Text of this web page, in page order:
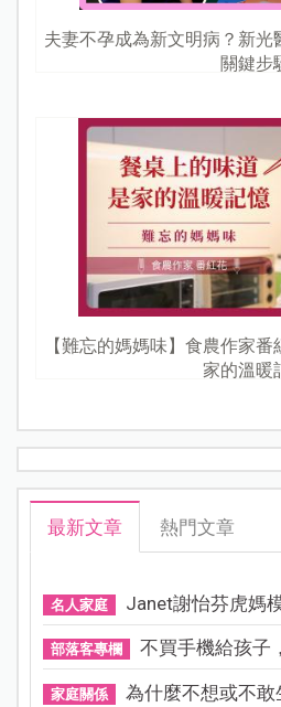
夫妻不孕成為新文明病？新
關鍵步
【難忘的媽媽味】食農作家
家的溫暖
最新文章 熱門文章
名人家庭 Janet謝怡芬虎媽
部落客專欄 不買手機給孩子
家庭關係 為什麼不想或不敢